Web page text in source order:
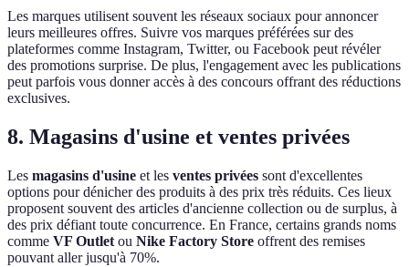
Les marques utilisent souvent les réseaux sociaux pour annoncer
leurs meilleures offres. Suivre vos marques préférées sur des
plateformes comme Instagram, Twitter, ou Facebook peut révéler
des promotions surprise. De plus, l'engagement avec les publications
peut parfois vous donner accès à des concours offrant des réductions
exclusives.
8. Magasins d'usine et ventes privées
Les magasins d'usine et les ventes privées sont d'excellentes
options pour dénicher des produits à des prix très réduits. Ces lieux
proposent souvent des articles d'ancienne collection ou de surplus, à
des prix défiant toute concurrence. En France, certains grands noms
comme VF Outlet ou Nike Factory Store offrent des remises
pouvant aller jusqu'à 70%.